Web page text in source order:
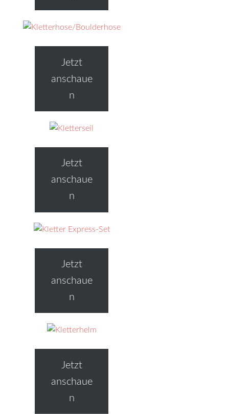
Jetzt
anschaue
n
Jetzt
anschaue
n
Jetzt
anschaue
n
Jetzt
anschaue
n